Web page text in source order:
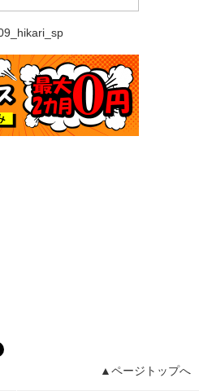
▲ページトップへ